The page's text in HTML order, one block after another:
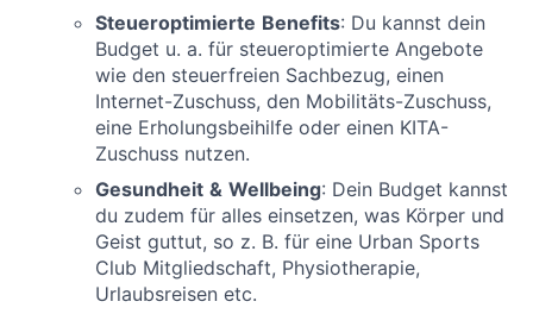
Steueroptimierte Benefits: Du kannst dein
Budget u. a. für steueroptimierte Angebote
wie den steuerfreien Sachbezug, einen
Internet-Zuschuss, den Mobilitäts-Zuschuss,
eine Erholungsbeihilfe oder einen KITA-
Zuschuss nutzen.
Gesundheit & Wellbeing: Dein Budget kannst
du zudem für alles einsetzen, was Körper und
Geist guttut, so z. B. für eine Urban Sports
Club Mitgliedschaft, Physiotherapie,
Urlaubsreisen etc.